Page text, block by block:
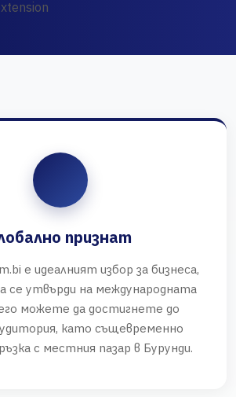
признат
е идеалният избор за бизнеса,
се утвърди на международната
можете да достигнете до
като същевременно
с местния пазар в Бурунди.